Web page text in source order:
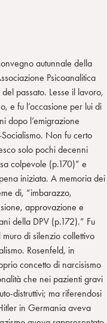
autunnale della
Psicoanalitica
passato. Lesse il lavoro,
e fu l’occasione per lui di
dopo l’emigrazione
Non fu certo
solo pochi decenni
colpevole (p.170)” e
iniziata. A memoria dei
di, “imbarazzo,
approvazione e
della DPV (p.172).” Fu
di silenzio collettivo
Rosenfeld, in
concetto di narcisismo
che nei pazienti gravi
distruttivi; ma riferendosi
in Germania aveva